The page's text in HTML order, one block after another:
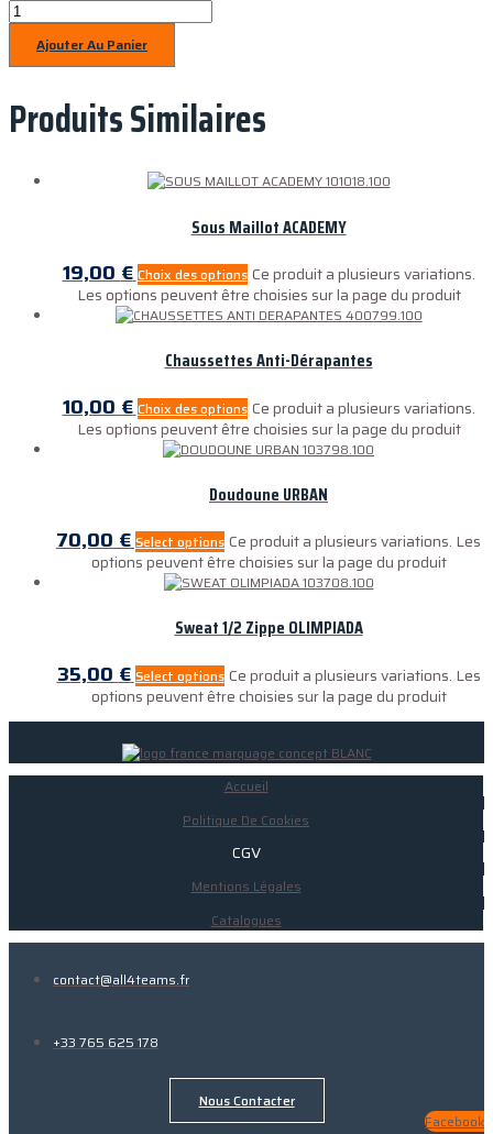
Ajouter Au Panier
Produits Similaires
Sous Maillot ACADEMY
19,00€ Choix des options Ce produit a plusieurs variations.
Les options peuvent être choisies sur la page du produit
Chaussettes Anti-Dérapantes
10,00 € Choix des options Ce produit a plusieurs variations.
Les options peuvent être choisies sur la page du produit
Doudoune URBAN
70,00€ Select options Ce produit a plusieurs variations. Les
options peuvent être choisies sur la page du produit
Sweat 1/2 Zippe OLIMPIADA
35,00 € Select options Ce produit a plusieurs variations. Les
options peuvent être choisies sur la page du produit
Accueil
Politique De Cookies
CGV
Mentions Légales
Catalogues
contact@all4teams.fr
+33 765 625 178
Nous Contacter
Facebook